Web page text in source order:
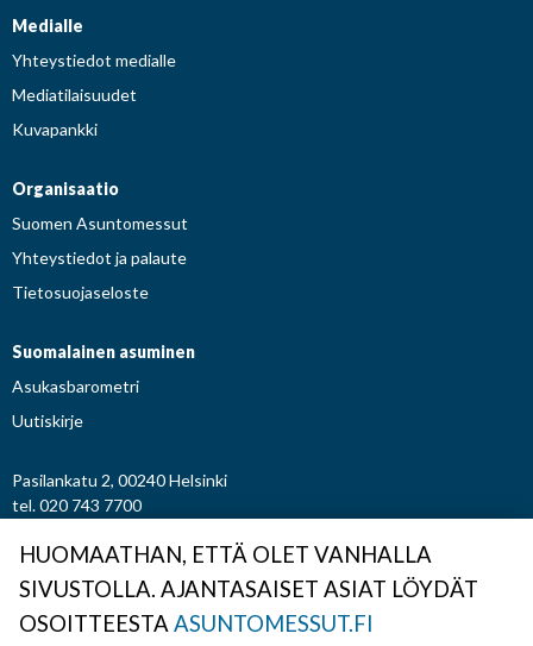
Medialle
Yhteystiedot medialle
Mediatilaisuudet
Kuvapankki
Organisaatio
Suomen Asuntomessut
Yhteystiedot ja palaute
Tietosuojaseloste
Suomalainen asuminen
Asukasbarometri
Uutiskirje
Pasilankatu 2, 00240 Helsinki
tel. 020 743 7700
© Osuuskunta Suomen Asuntomessut
HUOMAATHAN, ETTÄ OLET VANHALLA
SIVUSTOLLA. AJANTASAISET ASIAT LÖYDÄT
OSOITTEESTA ASUNTOMESSUT.FI